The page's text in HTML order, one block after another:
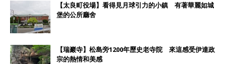
【太良町役場】看得見月球引力的小鎮 有著華麗如城
堡的公所廳舍
【瑞巖寺】松島旁1200年歷史老寺院 來這感受伊達政
宗的熱情和美感